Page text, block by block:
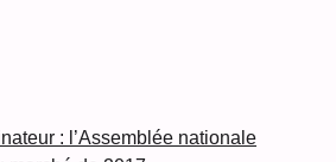
: l’Assemblée nationale